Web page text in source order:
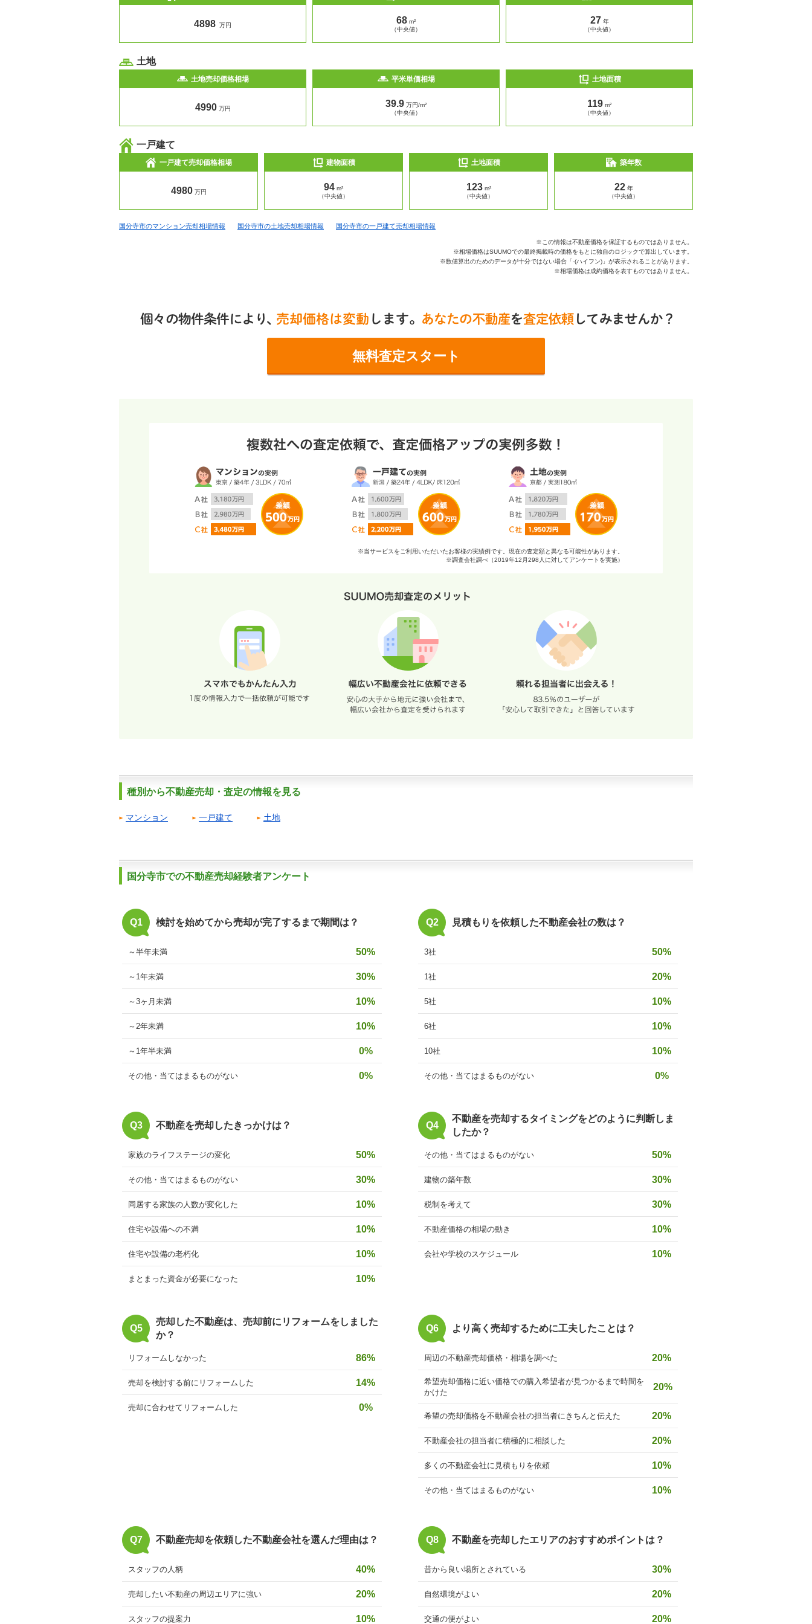
4898 万円 68 m²
（中央値）
27 年
（中央値）
土地
土地売却価格相場
4990 万円
平米単価相場
39.9 万円/m²
（中央値）
土地面積
119 m²
（中央値）
一戸建て
一戸建て売却価格相場
4980 万円
建物面積
94 m²
（中央値）
土地面積
123 m²
（中央値）
築年数
22 年
（中央値）
国分寺市のマンション売却相場情報 国分寺市の土地売却相場情報 国分寺市の一戸建て売却相場情報
※この情報は不動産価格を保証するものではありません。
※相場価格はSUUMOでの最終掲載時の価格をもとに独自のロジックで算出しています。
※数値算出のためのデータが十分ではない場合「-(ハイフン)」が表示されることがあります。
※相場価格は成約価格を表すものではありません。
無料査定スタート
※当サービスをご利用いただいたお客様の実績例です。現在の査定額と異なる可能性があります。
※調査会社調べ（2019年12月298人に対してアンケートを実施）
種別から不動産売却・査定の情報を見る
マンション 一戸建て 土地
国分寺市での不動産売却経験者アンケート
Q1 検討を始めてから売却が完了するまで期間は？
～半年未満 50%
～1年未満 30%
～3ヶ月未満 10%
～2年未満 10%
～1年半未満 0%
その他・当てはまるものがない 0%
Q2 見積もりを依頼した不動産会社の数は？
3社 50%
1社 20%
5社 10%
6社 10%
10社 10%
その他・当てはまるものがない 0%
Q3 不動産を売却したきっかけは？
家族のライフステージの変化 50%
その他・当てはまるものがない 30%
同居する家族の人数が変化した 10%
住宅や設備への不満 10%
住宅や設備の老朽化 10%
まとまった資金が必要になった 10%
Q4
不動産を売却するタイミングをどのように判断しま
したか？
その他・当てはまるものがない 50%
建物の築年数 30%
税制を考えて 30%
不動産価格の相場の動き 10%
会社や学校のスケジュール 10%
Q5
売却した不動産は、売却前にリフォームをしました
か？
リフォームしなかった 86%
売却を検討する前にリフォームした 14%
売却に合わせてリフォームした 0%
Q6 より高く売却するために工夫したことは？
周辺の不動産売却価格・相場を調べた 20%
希望売却価格に近い価格での購入希望者が見つかるまで時間を
かけた
20%
希望の売却価格を不動産会社の担当者にきちんと伝えた 20%
不動産会社の担当者に積極的に相談した 20%
多くの不動産会社に見積もりを依頼 10%
その他・当てはまるものがない 10%
Q7 不動産売却を依頼した不動産会社を選んだ理由は？
スタッフの人柄 40%
売却したい不動産の周辺エリアに強い 20%
スタッフの提案力 10%
Q8 不動産を売却したエリアのおすすめポイントは？
昔から良い場所とされている 30%
自然環境がよい 20%
交通の便がよい 20%